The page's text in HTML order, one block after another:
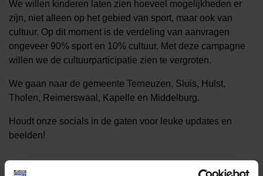
We willen kinderen laten zien hoeveel mogelijkheden er
zijn, niet alleen op het gebied van sport, maar ook van
cultuur. Op dit moment is de verdeling van aanvragen
ongeveer 90% sport en 10% cultuur. Met deze campagne
willen we de cultuurparticipatie zien te vergroten.
We gaan naar de gemeente Terneuzen, Sluis, Hulst,
Tholen, Reimerswaal, Kapelle en Middelburg.
Houdt onze socials in de gaten voor leuke updates en
beelden!